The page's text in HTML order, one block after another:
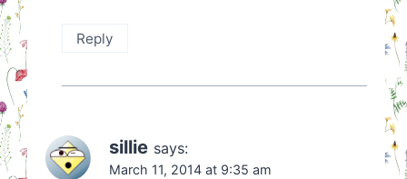
Reply
sillie says:
March 11, 2014 at 9:35 am